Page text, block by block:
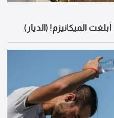
الميكانيزم! (الديار)